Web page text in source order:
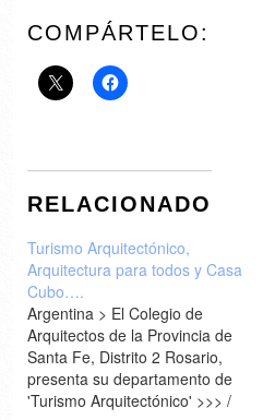
COMPÁRTELO:
RELACIONADO
Turismo Arquitectónico,
Arquitectura para todos y Casa
Cubo….
Argentina > El Colegio de
Arquitectos de la Provincia de
Santa Fe, Distrito 2 Rosario,
presenta su departamento de
'Turismo Arquitectónico' >>> /